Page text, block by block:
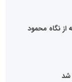
از نگاه محمود
شد